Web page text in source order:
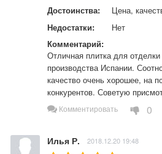
Достоинства:
Цена,
Недостатки:
Нет
Комментарий:
Отличная плитка для отделки
производства Испании.
качество очень хорошее, на
конкурентов. Советую
Комментировать 0
Илья Р. 2018.12.20 19:48